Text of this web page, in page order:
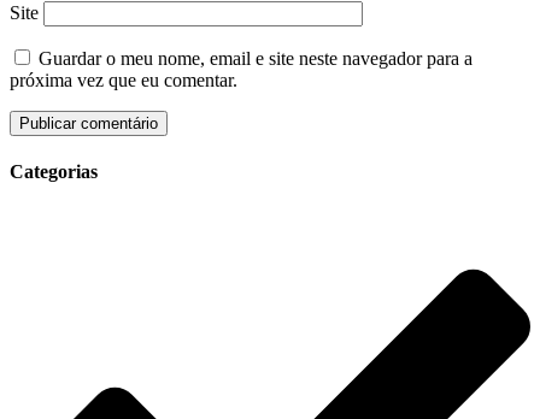
Site
Guardar o meu nome, email e site neste navegador para a
próxima vez que eu comentar.
Categorias